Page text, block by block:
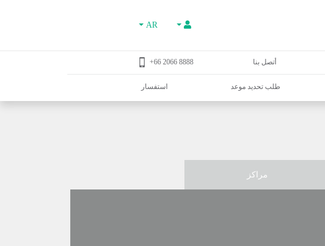
AR
أتصل بنا 8888 2066 66+
طلب تحديد موعد استفسار
مراكز